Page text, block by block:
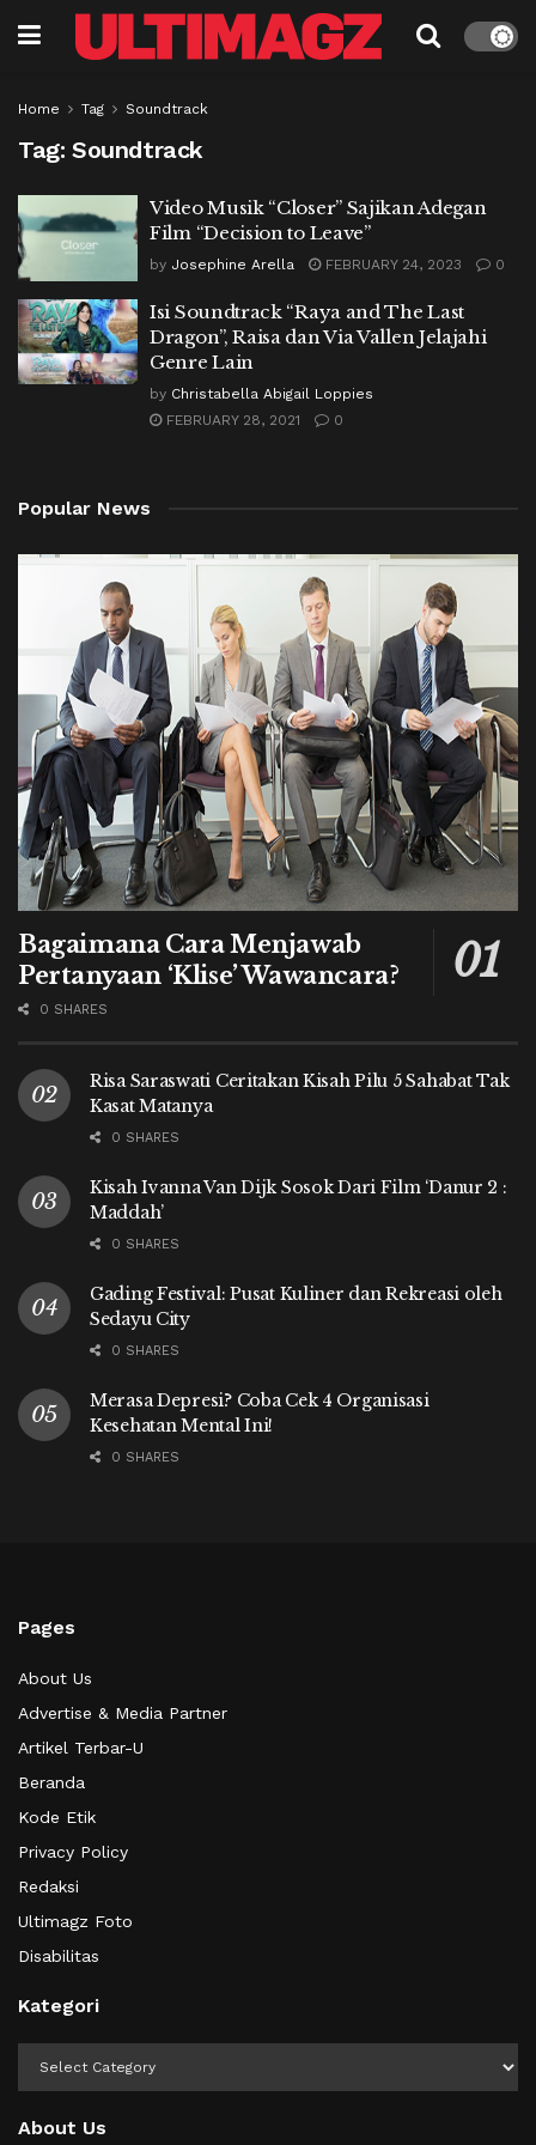
Home Tag Soundtrack
Tag: Soundtrack
Video Musik “Closer” Sajikan Adegan
Film “Decision to Leave”
by Josephine Arella FEBRUARY 24, 2023 0
Isi Soundtrack “Raya and The Last
Dragon”, Raisa dan Via Vallen Jelajahi
Genre Lain
by Christabella Abigail Loppies
FEBRUARY 28, 2021
0
Popular News
Bagaimana Cara Menjawab
Pertanyaan ‘Klise’ Wawancara?
0 SHARES
Risa Saraswati Ceritakan Kisah Pilu 5 Sahabat Tak
Kasat Matanya
0 SHARES
Kisah Ivanna Van Dijk Sosok Dari Film ‘Danur 2 :
Maddah’
0 SHARES
Gading Festival: Pusat Kuliner dan Rekreasi oleh
Sedayu City
0 SHARES
Merasa Depresi? Coba Cek 4 Organisasi
Kesehatan Mental Ini!
0 SHARES
Pages
About Us
Advertise & Media Partner
Artikel Terbar-U
Beranda
Kode Etik
Privacy Policy
Redaksi
Ultimagz Foto
Disabilitas
Kategori
About Us